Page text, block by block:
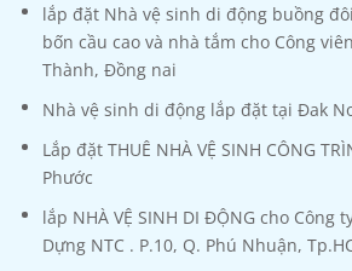
lắp đặt Nhà vệ sinh di động buồng
bốn cầu cao và nhà tắm cho Công
Thành, Đồng nai
Nhà vệ sinh di động lắp đặt tại Đak
Lắp đặt THUÊ NHÀ VỆ SINH CÔNG
Phước
lắp NHÀ VỆ SINH DI ĐỘNG cho Công
Dựng NTC . P.10, Q. Phú Nhuận,